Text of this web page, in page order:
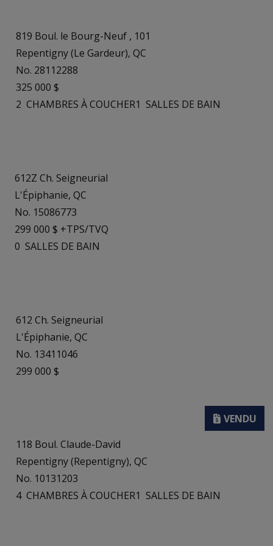
819 Boul. le Bourg-Neuf , 101
Repentigny (Le Gardeur), QC
No. 28112288
325 000 $
2 CHAMBRES À COUCHER1 SALLES DE BAIN
612Z Ch. Seigneurial
L'Épiphanie, QC
No. 15086773
299 000 $ +TPS/TVQ
0 SALLES DE BAIN
612 Ch. Seigneurial
L'Épiphanie, QC
No. 13411046
299 000 $
118 Boul. Claude-David
Repentigny (Repentigny), QC
No. 10131203
4 CHAMBRES À COUCHER1 SALLES DE BAIN